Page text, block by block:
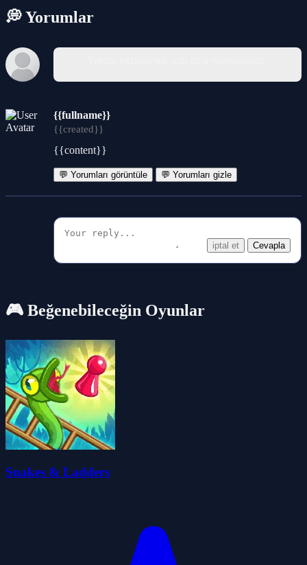
💭 Yorumlar
{{fullname}}
{{created}}
{{content}}
💬 Yorumları görüntüle 💬 Yorumları gizle
iptal et Cevapla
🎮 Beğenebileceğin Oyunlar
Snakes & Ladders